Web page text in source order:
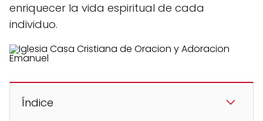
enriquecer la vida espiritual de cada
individuo.
Índice